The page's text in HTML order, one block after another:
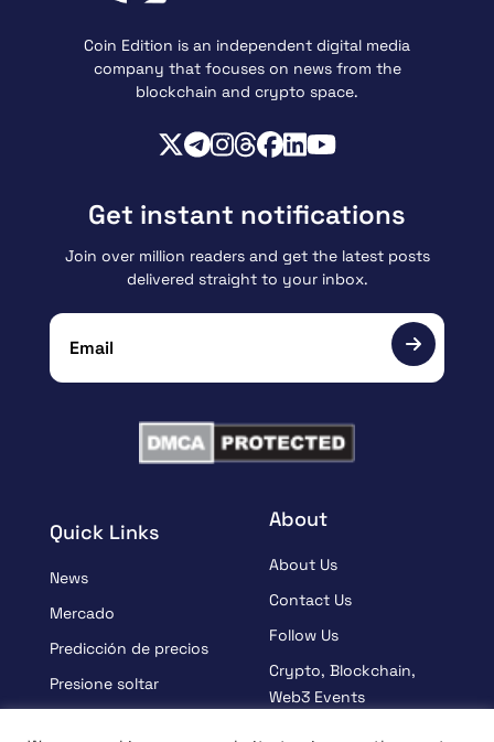
Coin Edition is an independent digital media
company that focuses on news from the
blockchain and crypto space.
Quick Links
News
Mercado
Predicción de precios
Presione soltar
About
About Us
Contact Us
Follow Us
Crypto, Blockchain,
Web3 Events
Get instant notifications
Join over million readers and get the latest posts
delivered straight to your inbox.